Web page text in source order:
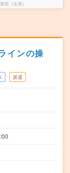
部（全国）
インの操
派遣